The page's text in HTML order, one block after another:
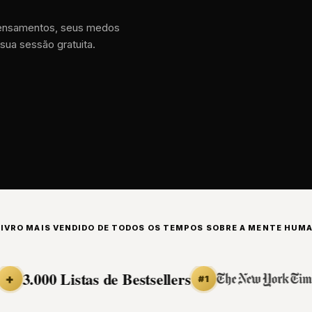
seus medos
sessão gratuita.
MAIS VENDIDO DE TODOS OS TEMPOS SOBRE A MENTE
Listas de Bestsellers #1 #1